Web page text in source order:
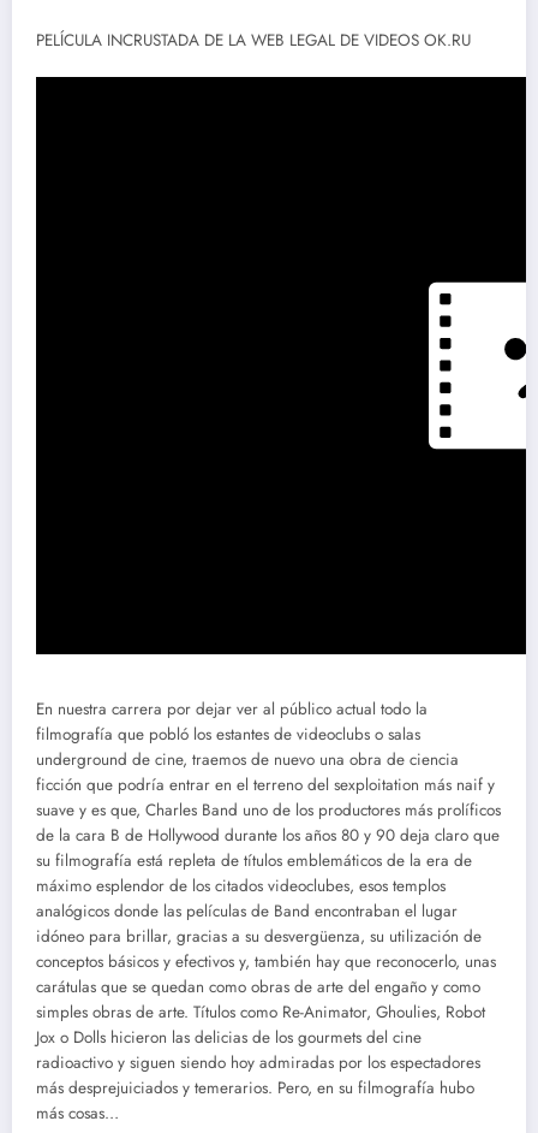
PELÍCULA INCRUSTADA DE LA WEB LEGAL DE VIDEOS OK.RU
En nuestra carrera por dejar ver al público actual todo la
filmografía que pobló los estantes de videoclubs o salas
underground de cine, traemos de nuevo una obra de ciencia
ficción que podría entrar en el terreno del sexploitation más naif y
suave y es que, Charles Band uno de los productores más prolíficos
de la cara B de Hollywood durante los años 80 y 90 deja claro que
su filmografía está repleta de títulos emblemáticos de la era de
máximo esplendor de los citados videoclubes, esos templos
analógicos donde las películas de Band encontraban el lugar
idóneo para brillar, gracias a su desvergüenza, su utilización de
conceptos básicos y efectivos y, también hay que reconocerlo, unas
carátulas que se quedan como obras de arte del engaño y como
simples obras de arte. Títulos como Re-Animator, Ghoulies, Robot
Jox o Dolls hicieron las delicias de los gourmets del cine
radioactivo y siguen siendo hoy admiradas por los espectadores
más desprejuiciados y temerarios. Pero, en su filmografía hubo
más cosas…